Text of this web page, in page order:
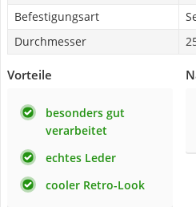
Befestigungsart
Durchmesser
Vorteile
besonders gut
verarbeitet
echtes Leder
cooler Retro-Look